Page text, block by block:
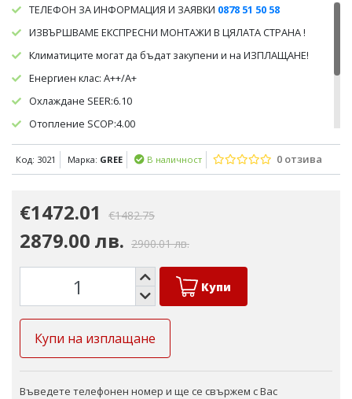
ТЕЛЕФОН ЗА ИНФОРМАЦИЯ И ЗАЯВКИ 0878 51 50 58
ИЗВЪРШВАМЕ ЕКСПРЕСНИ МОНТАЖИ В ЦЯЛАТА СТРАНА !
Климатиците могат да бъдат закупени и на ИЗПЛАЩАНЕ!
Енергиен клас: А++/А+
Охлаждане SEER:6.10
Отопление SCOP:4.00
Препоръчителен капацитет в режим
охлаждане:70кв.м./180куб.м.
Код: 3021 Марка: GREE В наличност 0 отзива
€1472.01 €1482.75
2879.00 лв. 2900.01 лв.
Купи
Купи на изплащане
Въведете телефонен номер и ще се свържем с Вас